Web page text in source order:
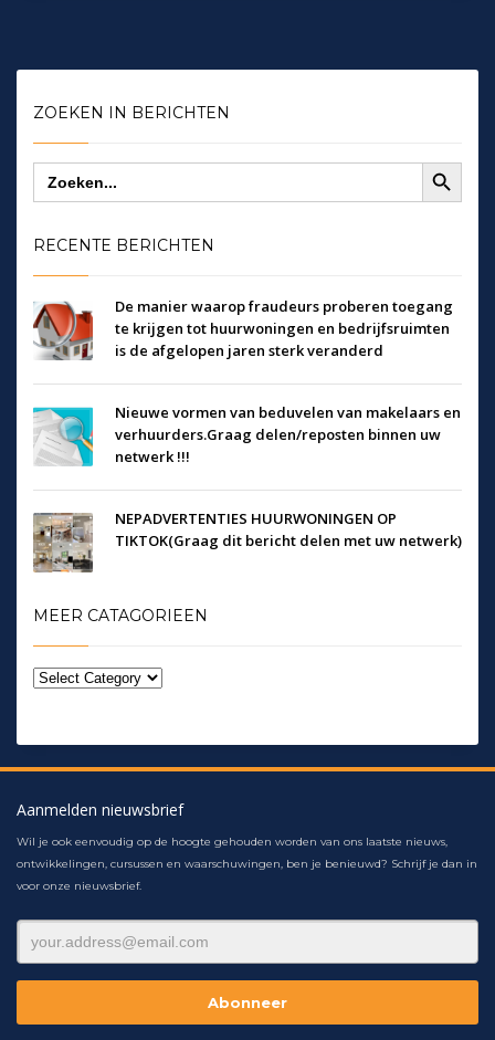
ZOEKEN IN BERICHTEN
Zoek
naar:
Zoekknop
RECENTE BERICHTEN
De manier waarop fraudeurs proberen toegang
te krijgen tot huurwoningen en bedrijfsruimten
is de afgelopen jaren sterk veranderd
Nieuwe vormen van beduvelen van makelaars en
verhuurders.Graag delen/reposten binnen uw
netwerk !!!
NEPADVERTENTIES HUURWONINGEN OP
TIKTOK(Graag dit bericht delen met uw netwerk)
MEER CATAGORIEEN
Aanmelden nieuwsbrief
Wil je ook eenvoudig op de hoogte gehouden worden van ons laatste nieuws,
ontwikkelingen, cursussen en waarschuwingen, ben je benieuwd? Schrijf je dan in
voor onze nieuwsbrief.